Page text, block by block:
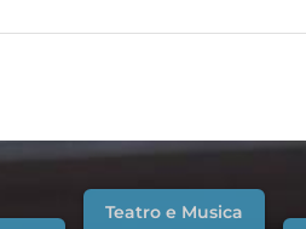
Teatro e Musica